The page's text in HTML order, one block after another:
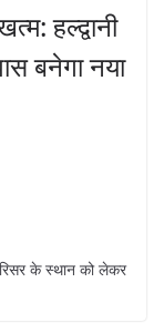
हल्द्वानी
बनेगा नया
के स्थान को लेकर